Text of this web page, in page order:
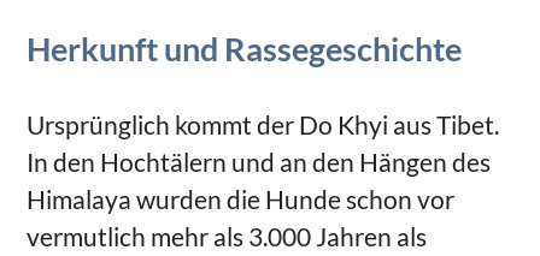
Herkunft und Rassegeschichte
Ursprünglich kommt der Do Khyi aus Tibet.
In den Hochtälern und an den Hängen des
Himalaya wurden die Hunde schon vor
vermutlich mehr als 3.000 Jahren als